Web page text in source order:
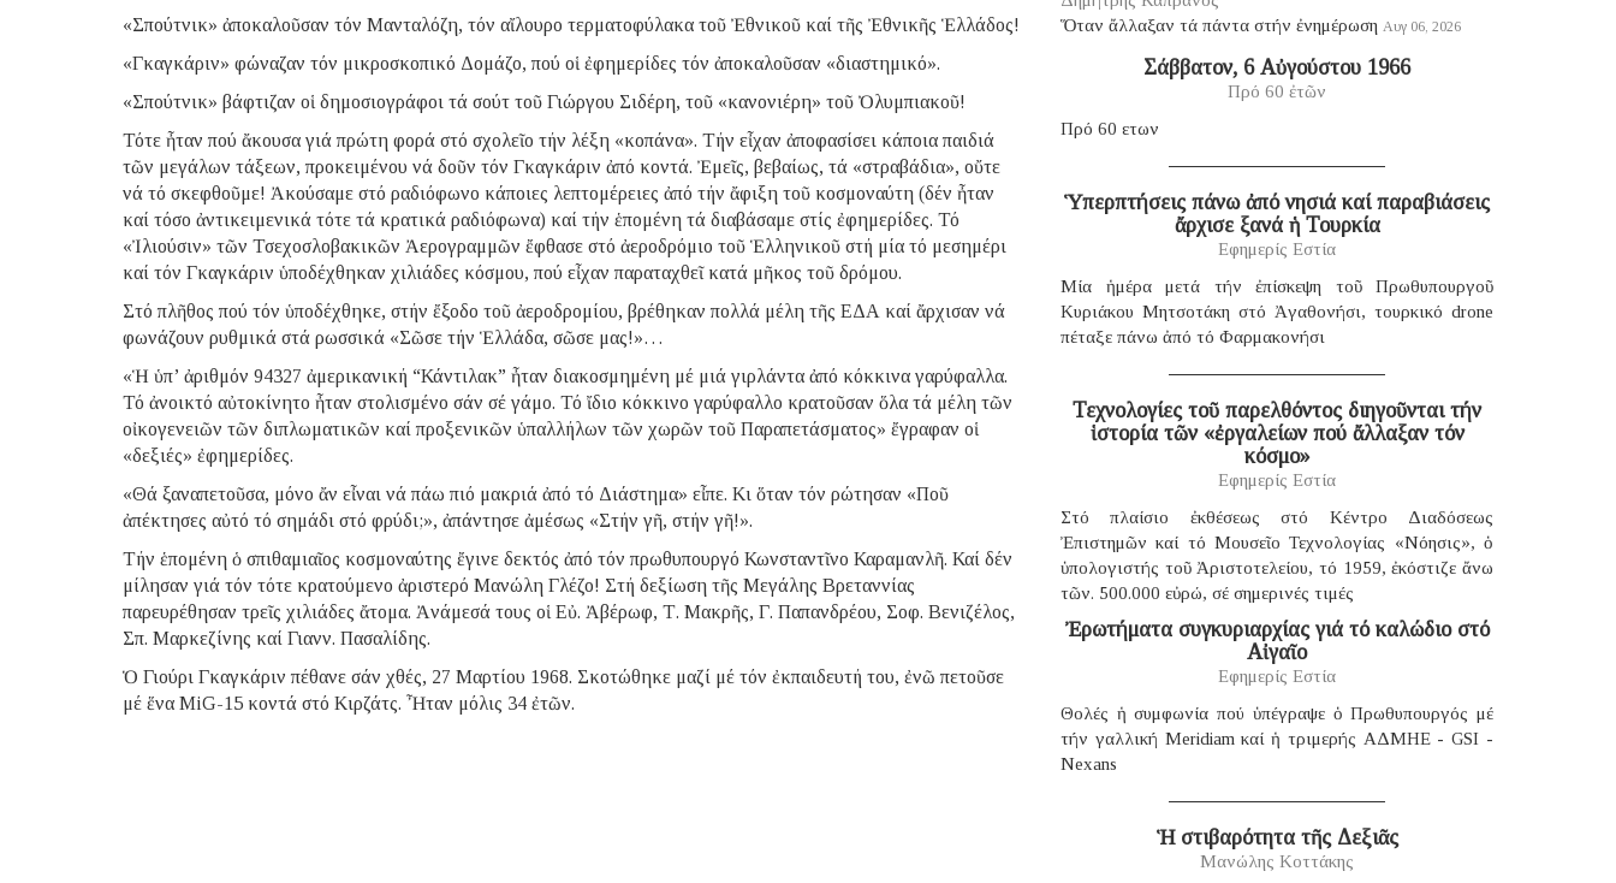
«Σπούτνικ» ἀποκαλοῦσαν τόν Μανταλόζη, τόν αἴλουρο τερματοφύλακα τοῦ Ἐθνικοῦ καί τῆς Ἐθνικῆς Ἑλλάδος!
«Γκαγκάριν» φώναζαν τόν μικροσκοπικό Δομάζο, πού οἱ ἐφημερίδες τόν ἀποκαλοῦσαν «διαστημικό».
«Σπούτνικ» βάφτιζαν οἱ δημοσιογράφοι τά σούτ τοῦ Γιώργου Σιδέρη, τοῦ «κανονιέρη» τοῦ Ὀλυμπιακοῦ!
Τότε ἦταν πού ἄκουσα γιά πρώτη φορά στό σχολεῖο τήν λέξη «κοπάνα». Τήν εἶχαν ἀποφασίσει κάποια παιδιά
τῶν μεγάλων τάξεων, προκειμένου νά δοῦν τόν Γκαγκάριν ἀπό κοντά. Ἐμεῖς, βεβαίως, τά «στραβάδια», οὔτε
νά τό σκεφθοῦμε! Ἀκούσαμε στό ραδιόφωνο κάποιες λεπτομέρειες ἀπό τήν ἄφιξη τοῦ κοσμοναύτη (δέν ἦταν
καί τόσο ἀντικειμενικά τότε τά κρατικά ραδιόφωνα) καί τήν ἑπομένη τά διαβάσαμε στίς ἐφημερίδες. Τό
«Ἰλιούσιν» τῶν Τσεχοσλοβακικῶν Ἀερογραμμῶν ἔφθασε στό ἀεροδρόμιο τοῦ Ἑλληνικοῦ στή μία τό μεσημέρι
καί τόν Γκαγκάριν ὑποδέχθηκαν χιλιάδες κόσμου, πού εἶχαν παραταχθεῖ κατά μῆκος τοῦ δρόμου.
Στό πλῆθος πού τόν ὑποδέχθηκε, στήν ἔξοδο τοῦ ἀεροδρομίου, βρέθηκαν πολλά μέλη τῆς ΕΔΑ καί ἄρχισαν νά
φωνάζουν ρυθμικά στά ρωσσικά «Σῶσε τήν Ἑλλάδα, σῶσε μας!»…
«Ἡ ὑπ’ ἀριθμόν 94327 ἀμερικανική “Κάντιλακ” ἦταν διακοσμημένη μέ μιά γιρλάντα ἀπό κόκκινα γαρύφαλλα.
Τό ἀνοικτό αὐτοκίνητο ἦταν στολισμένο σάν σέ γάμο. Τό ἴδιο κόκκινο γαρύφαλλο κρατοῦσαν ὅλα τά μέλη τῶν
οἰκογενειῶν τῶν διπλωματικῶν καί προξενικῶν ὑπαλλήλων τῶν χωρῶν τοῦ Παραπετάσματος» ἔγραφαν οἱ
«δεξιές» ἐφημερίδες.
«Θά ξαναπετοῦσα, μόνο ἄν εἶναι νά πάω πιό μακριά ἀπό τό Διάστημα» εἶπε. Κι ὅταν τόν ρώτησαν «Ποῦ
ἀπέκτησες αὐτό τό σημάδι στό φρύδι;», ἀπάντησε ἀμέσως «Στήν γῆ, στήν γῆ!».
Τήν ἑπομένη ὁ σπιθαμιαῖος κοσμοναύτης ἔγινε δεκτός ἀπό τόν πρωθυπουργό Κωνσταντῖνο Καραμανλῆ. Καί δέν
μίλησαν γιά τόν τότε κρατούμενο ἀριστερό Μανώλη Γλέζο! Στή δεξίωση τῆς Μεγάλης Βρεταννίας
παρευρέθησαν τρεῖς χιλιάδες ἄτομα. Ἀνάμεσά τους οἱ Εὐ. Ἀβέρωφ, Τ. Μακρῆς, Γ. Παπανδρέου, Σοφ. Βενιζέλος,
Σπ. Μαρκεζίνης καί Γιανν. Πασαλίδης.
Ὁ Γιούρι Γκαγκάριν πέθανε σάν χθές, 27 Μαρτίου 1968. Σκοτώθηκε μαζί μέ τόν ἐκπαιδευτή του, ἐνῶ πετοῦσε
μέ ἕνα MiG-15 κοντά στό Κιρζάτς. Ἦταν μόλις 34 ἐτῶν.
Ὅταν ἄλλαξαν τά πάντα στήν ἐνημέρωση Αυγ 06, 2026
Σάββατον, 6 Αὐγούστου 1966
Πρό 60 ἐτῶν
Πρό 60 ετων
Ὑπερπτήσεις πάνω ἀπό νησιά καί παραβιάσεις
ἄρχισε ξανά ἡ Τουρκία
Εφημερίς Εστία
Μία ἡμέρα μετά τήν ἐπίσκεψη τοῦ Πρωθυπουργοῦ
Κυριάκου Μητσοτάκη στό Ἀγαθονήσι, τουρκικό drone
πέταξε πάνω ἀπό τό Φαρμακονήσι
Τεχνολογίες τοῦ παρελθόντος διηγοῦνται τήν
ἱστορία τῶν «ἐργαλείων πού ἄλλαξαν τόν
κόσμο»
Εφημερίς Εστία
Στό πλαίσιο ἐκθέσεως στό Κέντρο Διαδόσεως
Ἐπιστημῶν καί τό Μουσεῖο Τεχνολογίας «Νόησις», ὁ
ὑπολογιστής τοῦ Ἀριστοτελείου, τό 1959, ἐκόστιζε ἄνω
τῶν. 500.000 εὐρώ, σέ σημερινές τιμές
Ἐρωτήματα συγκυριαρχίας γιά τό καλώδιο στό
Αἰγαῖο
Εφημερίς Εστία
Θολές ἡ συμφωνία πού ὑπέγραψε ὁ Πρωθυπουργός μέ
τήν γαλλική Μeridiam καί ἡ τριμερής ΑΔΜΗΕ - GSI -
Nexans
Ἡ στιβαρότητα τῆς Δεξιᾶς
Μανώλης Κοττάκης